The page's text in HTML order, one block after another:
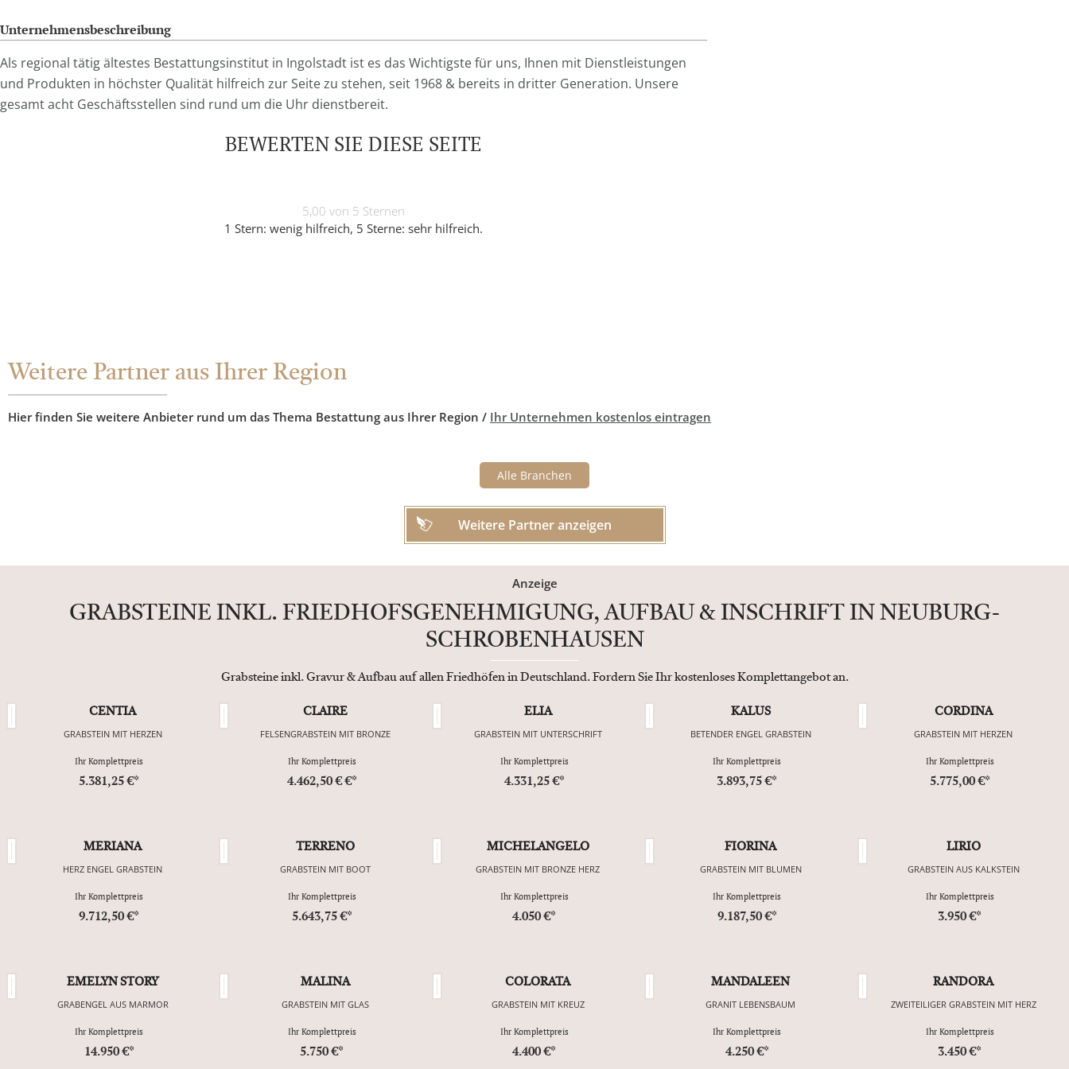
Unternehmensbeschreibung
Als regional tätig ältestes Bestattungsinstitut in Ingolstadt ist es das Wichtigste für uns, Ihnen mit Dienstleistungen
und Produkten in höchster Qualität hilfreich zur Seite zu stehen, seit 1968 & bereits in dritter Generation. Unsere
gesamt acht Geschäftsstellen sind rund um die Uhr dienstbereit.
BEWERTEN SIE DIESE SEITE
5,00 von 5 Sternen
1 Stern: wenig hilfreich, 5 Sterne: sehr hilfreich.
Weitere Partner aus Ihrer Region
Hier finden Sie weitere Anbieter rund um das Thema Bestattung aus Ihrer Region / Ihr Unternehmen kostenlos eintragen
Alle Branchen
Weitere Partner anzeigen
Anzeige
GRABSTEINE INKL. FRIEDHOFSGENEHMIGUNG, AUFBAU & INSCHRIFT IN NEUBURG-
SCHROBENHAUSEN
Grabsteine inkl. Gravur & Aufbau auf allen Friedhöfen in Deutschland. Fordern Sie Ihr kostenloses Komplettangebot an.
CENTIA
GRABSTEIN MIT HERZEN
Ihr Komplettpreis
5.381,25 €*
CLAIRE
FELSENGRABSTEIN MIT BRONZE
Ihr Komplettpreis
4.462,50 € €*
ELIA
GRABSTEIN MIT UNTERSCHRIFT
Ihr Komplettpreis
4.331,25 €*
KALUS
BETENDER ENGEL GRABSTEIN
Ihr Komplettpreis
3.893,75 €*
CORDINA
GRABSTEIN MIT HERZEN
Ihr Komplettpreis
5.775,00 €*
MERIANA
HERZ ENGEL GRABSTEIN
Ihr Komplettpreis
9.712,50 €*
TERRENO
GRABSTEIN MIT BOOT
Ihr Komplettpreis
5.643,75 €*
MICHELANGELO
GRABSTEIN MIT BRONZE HERZ
Ihr Komplettpreis
4.050 €*
FIORINA
GRABSTEIN MIT BLUMEN
Ihr Komplettpreis
9.187,50 €*
LIRIO
GRABSTEIN AUS KALKSTEIN
Ihr Komplettpreis
3.950 €*
EMELYN STORY
GRABENGEL AUS MARMOR
Ihr Komplettpreis
14.950 €*
MALINA
GRABSTEIN MIT GLAS
Ihr Komplettpreis
5.750 €*
COLORATA
GRABSTEIN MIT KREUZ
Ihr Komplettpreis
4.400 €*
MANDALEEN
GRANIT LEBENSBAUM
Ihr Komplettpreis
4.250 €*
RANDORA
ZWEITEILIGER GRABSTEIN MIT HERZ
Ihr Komplettpreis
3.450 €*